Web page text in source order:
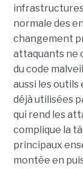
infrastructures
normale des
changement
attaquants ne
du code
aussi les
déjà utilisées
qui rend les
complique la
principaux
montée en